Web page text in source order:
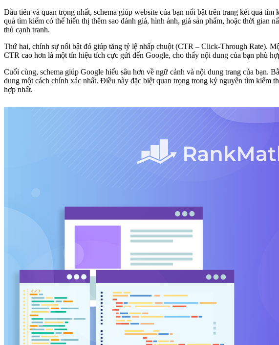
Đầu tiên và quan trọng nhất, schema giúp website của bạn nổi bật trên trang kết quả
quả tìm kiếm có thể hiển thị thêm sao đánh giá, hình ảnh, giá sản phẩm, hoặc thời
thủ cạnh tranh.
Thứ hai, chính sự nổi bật đó giúp tăng tỷ lệ nhấp chuột (CTR – Click-Through Rate).
CTR cao hơn là một tín hiệu tích cực gửi đến Google, cho thấy nội dung của bạn phù
Cuối cùng, schema giúp Google hiểu sâu hơn về ngữ cảnh và nội dung trang của bạn.
dung một cách chính xác nhất. Điều này đặc biệt quan trọng trong kỷ nguyên tìm kiếm
hợp nhất.